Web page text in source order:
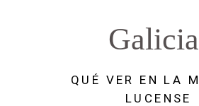
Galicia
QUÉ VER EN LA
LUCENSE